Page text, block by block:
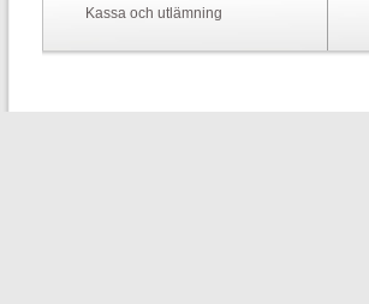
Kassa och utlämning